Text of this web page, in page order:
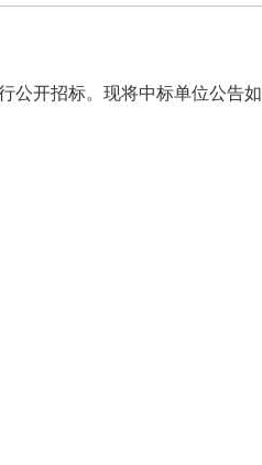
公开招标。现将中标单位公告如